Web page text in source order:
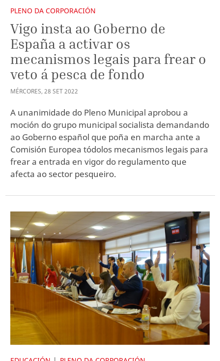
PLENO DA CORPORACIÓN
Vigo insta ao Goberno de
España a activar os
mecanismos legais para frear o
veto á pesca de fondo
MÉRCORES, 28 SET2022
A unanimidade do Pleno Municipal aprobou a
moción do grupo municipal socialista demandando
ao Goberno español que poña en marcha ante a
Comisión Europea tódolos mecanismos legais para
frear a entrada en vigor do regulamento que
afecta ao sector pesqueiro.